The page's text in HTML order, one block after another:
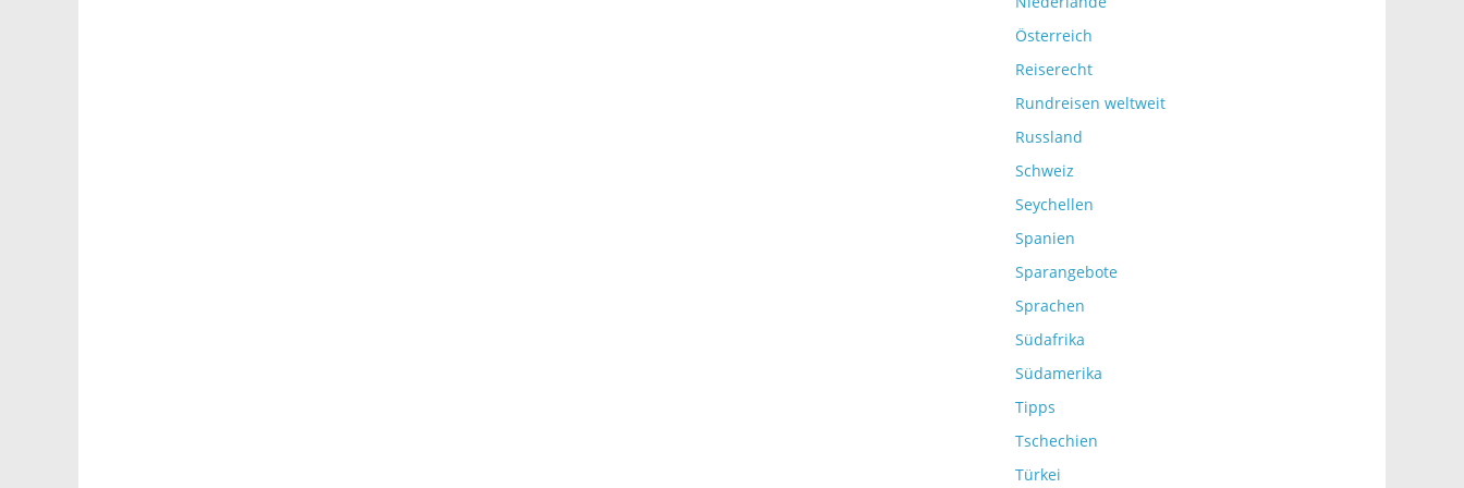
Österreich
Reiserecht
Rundreisen weltweit
Russland
Schweiz
Seychellen
Spanien
Sparangebote
Sprachen
Südafrika
Südamerika
Tipps
Tschechien
Türkei